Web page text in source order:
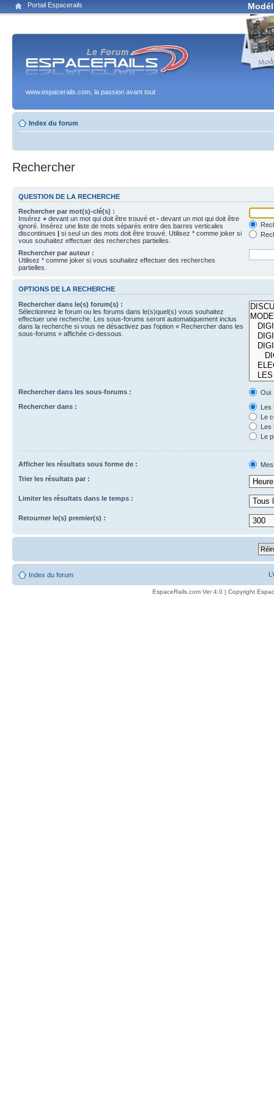
Portail Espacerails
www.espacerails.com, la passion avant tout
Index du forum
Rechercher
QUESTION DE LA RECHERCHE
Rechercher par mot(s)-clé(s) :
Insérez + devant un mot qui doit être trouvé et - devant un mot qui doit être
ignoré. Insérez une liste de mots séparés entre des barres verticales
discontinues | si seul un des mots doit être trouvé. Utilisez * comme joker si
vous souhaitez effectuer des recherches partielles.
Rechercher par auteur :
Utilisez * comme joker si vous souhaitez effectuer des recherches
partielles.
OPTIONS DE LA RECHERCHE
Rechercher dans le(s) forum(s) :
Sélectionnez le forum ou les forums dans le(s)quel(s) vous souhaitez
effectuer une recherche. Les sous-forums seront automatiquement inclus
dans la recherche si vous ne désactivez pas l’option « Rechercher dans les
sous-forums » affichée ci-dessous.
Rechercher dans les sous-forums :
Oui
Rechercher dans :
Les
Le
Les
Le
Afficher les résultats sous forme de :
Trier les résultats par :
Limiter les résultats dans le temps :
Retourner le(s) premier(s) :
Index du forum
EspaceRails.com Ver 4.0 | Copyright